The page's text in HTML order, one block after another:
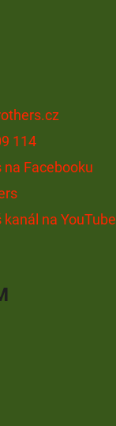
114
Facebooku
na YouTube